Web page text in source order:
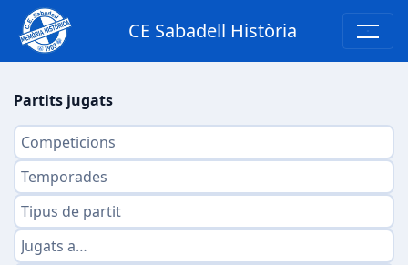
CE Sabadell Història
Partits jugats